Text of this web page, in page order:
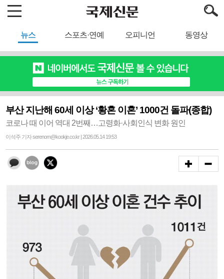
뉴스 스포츠·연예 오피니언 동영상
부산 지난해 60세 이상 ‘황혼 이혼’ 1000건 돌파(종합)
코로나 때 이어 역대 2번째…고령화·사회인식 변화 원인
이석주 기자 serenom@kookje.co.kr | 2026.05.14 19:53